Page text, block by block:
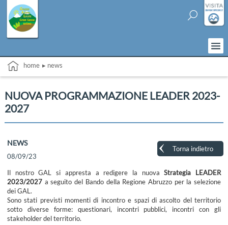
home ▸ news
NUOVA PROGRAMMAZIONE LEADER 2023-
2027
Torna indietro
NEWS
08/09/23
Il nostro GAL si appresta a redigere la nuovaStrategia LEADER
2023/2027a seguito del Bando della Regione Abruzzo per la selezione
dei GAL.
Sono stati previsti momenti di incontro e spazi di ascolto del territorio
sotto diverse forme: questionari, incontri pubblici, incontri con gli
stakeholder del territorio.